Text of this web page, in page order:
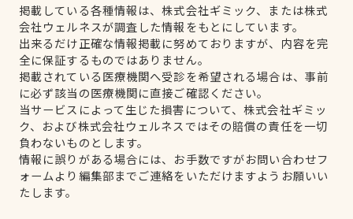
掲載している各種情報は、株式会社ギミック、または株式
会社ウェルネスが調査した情報をもとにしています。
出来るだけ正確な情報掲載に努めておりますが、内容を完
全に保証するものではありません。
掲載されている医療機関へ受診を希望される場合は、事前
に必ず該当の医療機関に直接ご確認ください。
当サービスによって生じた損害について、株式会社ギミッ
ク、および株式会社ウェルネスではその賠償の責任を一切
負わないものとします。
情報に誤りがある場合には、お手数ですがお問い合わせフ
ォームより編集部までご連絡をいただけますようお願いい
たします。